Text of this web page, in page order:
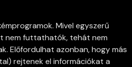
Mivel egyszerű
nem futtathatók, tehát nem
Előfordulhat azonban, hogy más
rejtenek el információkat a